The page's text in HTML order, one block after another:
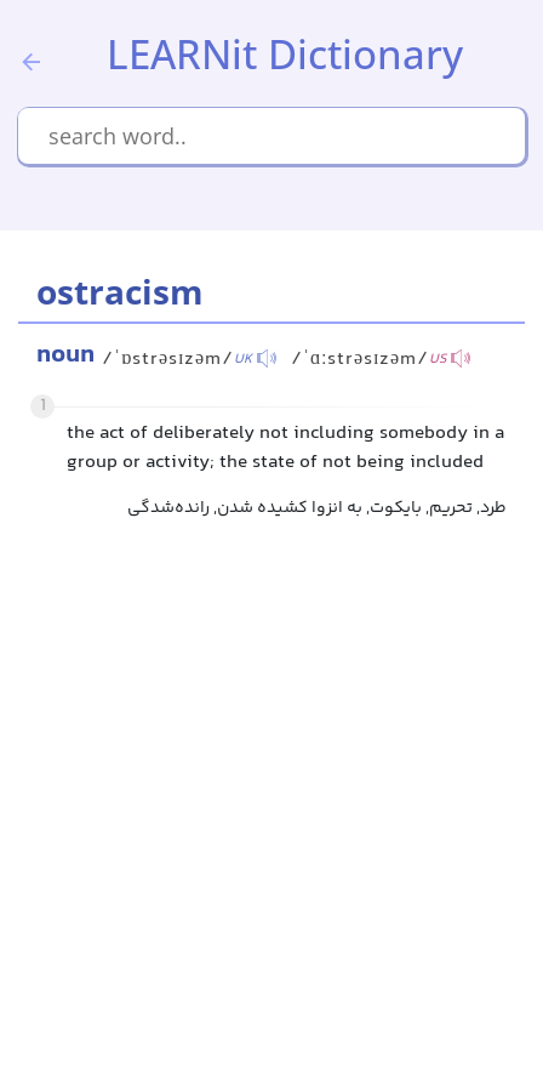
LEARNit Dictionary
ostracism
noun /ˈɒstrəsɪzəm/UK /ˈɑːstrəsɪzəm/US
1
the act of deliberately not including somebody in a
group or activity; the state of not being included
طرد, تحریم, بایکوت, به انزوا کشیده شدن, رانده‌شدگی